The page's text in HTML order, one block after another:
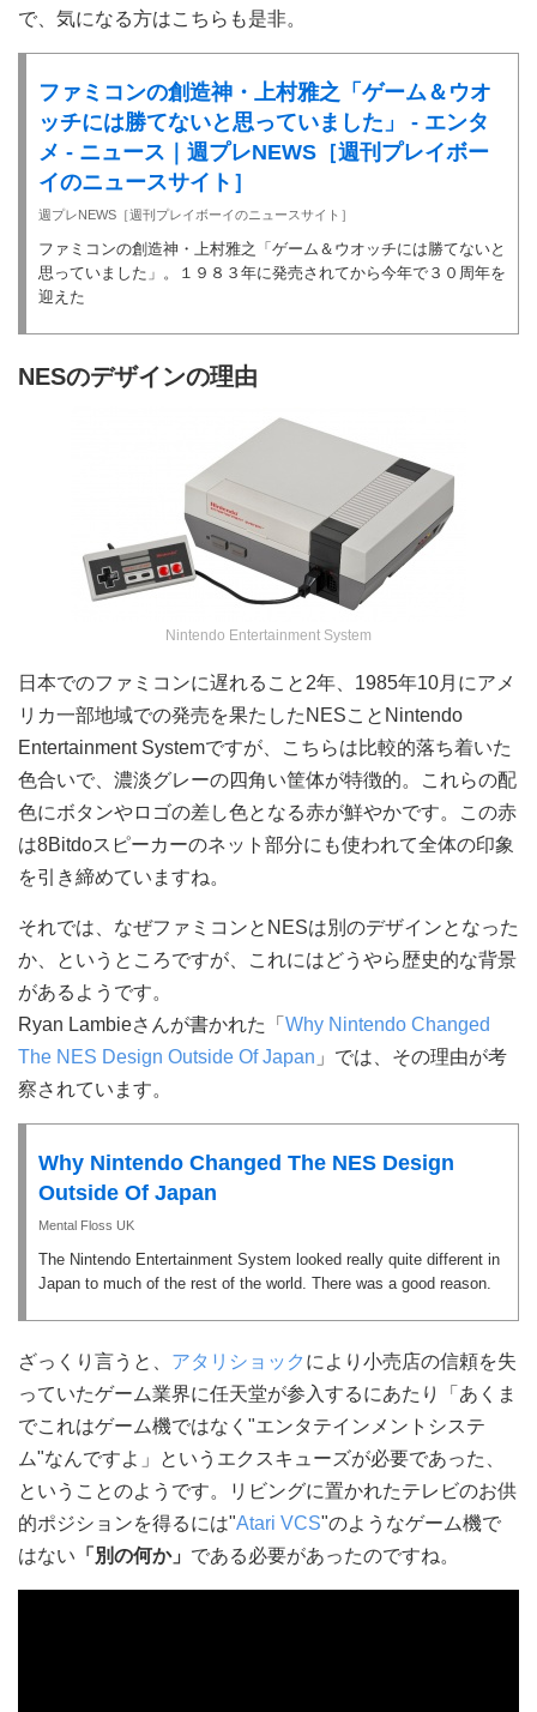
で、気になる方はこちらも是非。
ファミコンの創造神・上村雅之「ゲーム＆ウオ
ッチには勝てないと思っていました」 - エンタ
メ - ニュース｜週プレNEWS［週刊プレイボー
イのニュースサイト］
週プレNEWS［週刊プレイボーイのニュースサイト］
ファミコンの創造神・上村雅之「ゲーム＆ウオッチには勝てないと
思っていました」。１９８３年に発売されてから今年で３０周年を
迎えた
NESのデザインの理由
Nintendo Entertainment System
日本でのファミコンに遅れること2年、1985年10月にアメ
リカ一部地域での発売を果たしたNESことNintendo
Entertainment Systemですが、こちらは比較的落ち着いた
色合いで、濃淡グレーの四角い筐体が特徴的。これらの配
色にボタンやロゴの差し色となる赤が鮮やかです。この赤
は8Bitdoスピーカーのネット部分にも使われて全体の印象
を引き締めていますね。
それでは、なぜファミコンとNESは別のデザインとなった
か、というところですが、これにはどうやら歴史的な背景
があるようです。
Ryan Lambieさんが書かれた「 Why Nintendo Changed
The NES Design Outside Of Japan 」では、その理由が考
察されています。
Why Nintendo Changed The NES Design
Outside Of Japan
Mental Floss UK
The Nintendo Entertainment System looked really quite different in
Japan to much of the rest of the world. There was a good reason.
ざっくり言うと、 アタリショック により小売店の信頼を失
っていたゲーム業界に任天堂が参入するにあたり「あくま
でこれはゲーム機ではなく"エンタテインメントシステ
ム"なんですよ」というエクスキューズが必要であった、
ということのようです。リビングに置かれたテレビのお供
的ポジションを得るには"Atari VCS"のようなゲーム機で
はない 「別の何か」 である必要があったのですね。